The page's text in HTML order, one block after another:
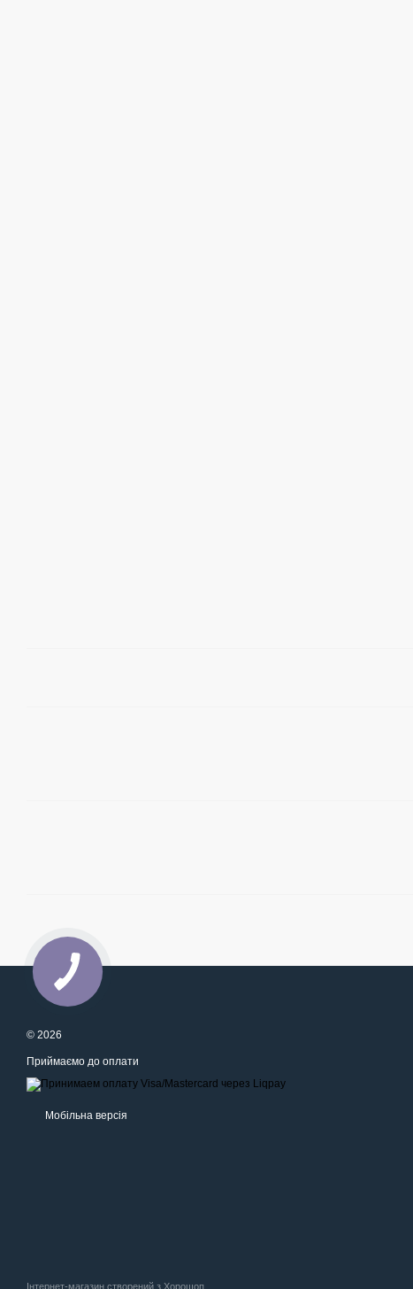
© 2026
Приймаємо до оплати
Мобільна версія
Інтернет-магазин створений з Хорошоп